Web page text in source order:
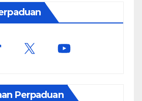
Perpaduan